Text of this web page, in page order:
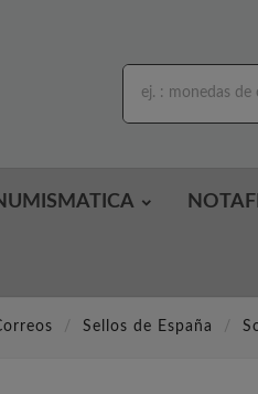
Sellos de España